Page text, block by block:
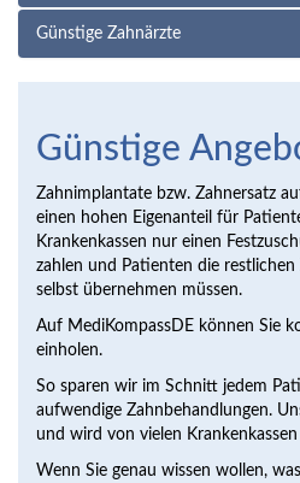
Günstige Zahnärzte
Günstige
Zahnimplantate bzw. Zahnersatz
einen hohen Eigenanteil für
Krankenkassen nur einen
zahlen und Patienten die
selbst übernehmen müssen.
Auf MediKompassDE können Sie
einholen.
So sparen wir im Schnitt jedem
aufwendige Zahnbehandlungen.
und wird von vielen
Wenn Sie genau wissen wollen,